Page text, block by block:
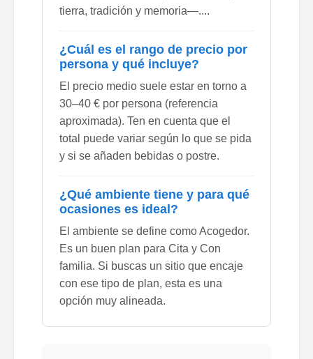
tierra, tradición y memoria—....
¿Cuál es el rango de precio por
persona y qué incluye?
El precio medio suele estar en torno a
30–40 € por persona (referencia
aproximada). Ten en cuenta que el
total puede variar según lo que se pida
y si se añaden bebidas o postre.
¿Qué ambiente tiene y para qué
ocasiones es ideal?
El ambiente se define como Acogedor.
Es un buen plan para Cita y Con
familia. Si buscas un sitio que encaje
con ese tipo de plan, esta es una
opción muy alineada.